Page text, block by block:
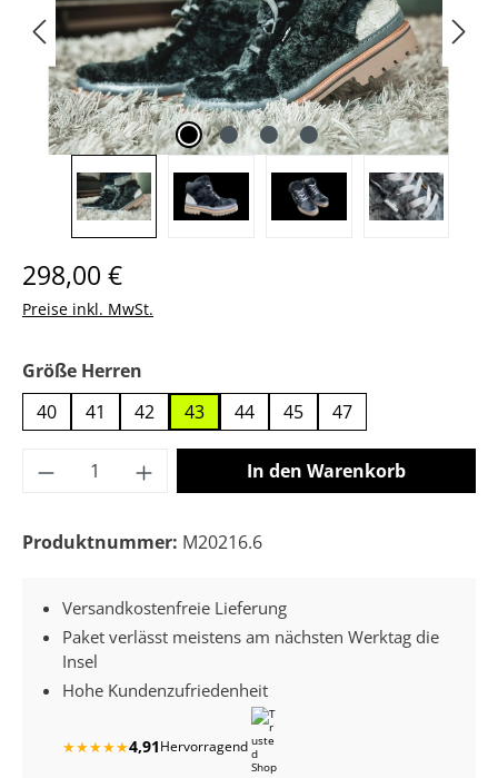
Regulärer Preis:
298,00 €
Preise inkl. MwSt.
Größe Herren
40
41 42 43 44 45 47
Produkt Anzahl: Gib den gewünschten
In den Warenkorb
Produktnummer: M20216.6
Versandkostenfreie Lieferung
Paket verlässt meistens am nächsten Werktag die
Insel
Hohe Kundenzufriedenheit
★★★★★4,91Hervorragend